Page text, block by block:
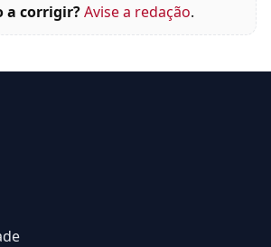
a corrigir?Avise a redação.